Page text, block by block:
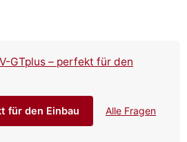
V-GTplus – perfekt für den
für den Einbau Alle Fragen